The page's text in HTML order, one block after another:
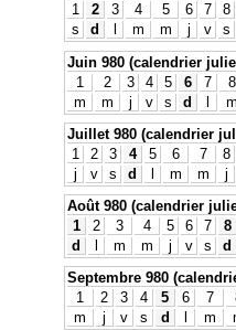
1
2 3 4 5 6 7 8
s
d m m j v s
Juin 980 (calendrier
1
2 3 4 5 6 7 8
m
m j v s d l m
Juillet 980 (calendrier
1
2 3 4 5 6 7 8
j
v s d m m j
Août 980 (calendrier
1
2 3 4 5 6 7 8
d
m m j v s d
Septembre 980
1
2 3 4 5 6 7
m
j v s d m